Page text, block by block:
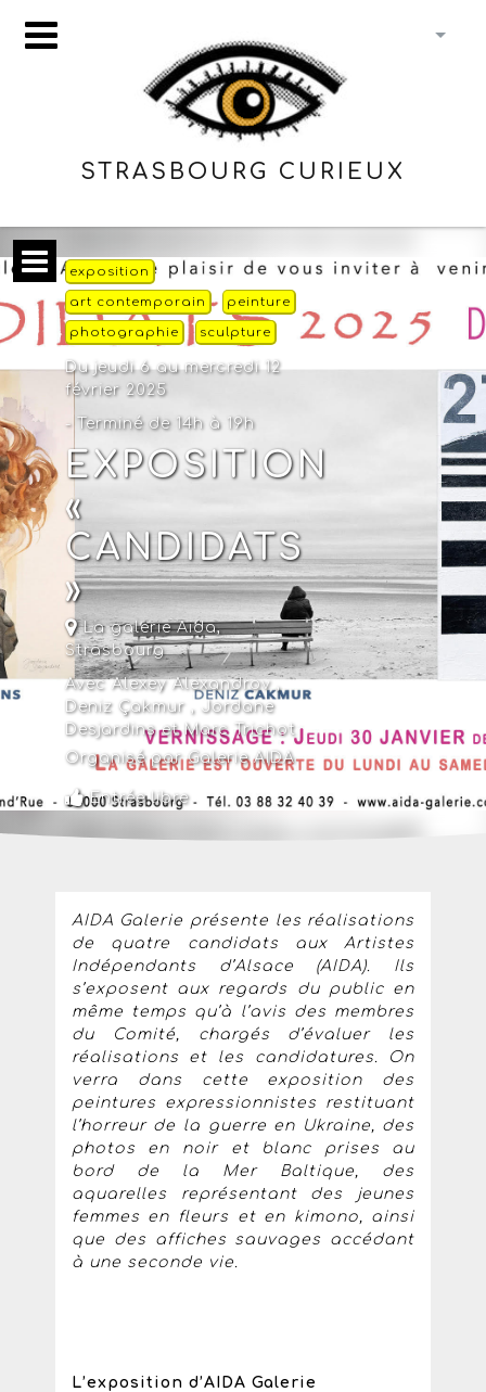
STRASBOURG CURIEUX
exposition
art contemporain peinture
photographie sculpture
Du jeudi 6 au mercredi 12
février 2025
- Terminé de 14h à 19h
EXPOSITION
«
CANDIDATS
»
La galerie Aida,
Strasbourg
Avec Alexey Alexandrov ,
Deniz Çakmur , Jordane
Desjardins et Marc Trichot
Organisé par Galerie AIDA
Entrée libre
AIDA Galerie présente les réalisations
de quatre candidats aux Artistes
Indépendants d’Alsace (AIDA). Ils
s’exposent aux regards du public en
même temps qu’à l’avis des membres
du Comité, chargés d’évaluer les
réalisations et les candidatures. On
verra dans cette exposition des
peintures expressionnistes restituant
l’horreur de la guerre en Ukraine, des
photos en noir et blanc prises au
bord de la Mer Baltique, des
aquarelles représentant des jeunes
femmes en fleurs et en kimono, ainsi
que des affiches sauvages accédant
à une seconde vie.
L’exposition d’AIDA Galerie